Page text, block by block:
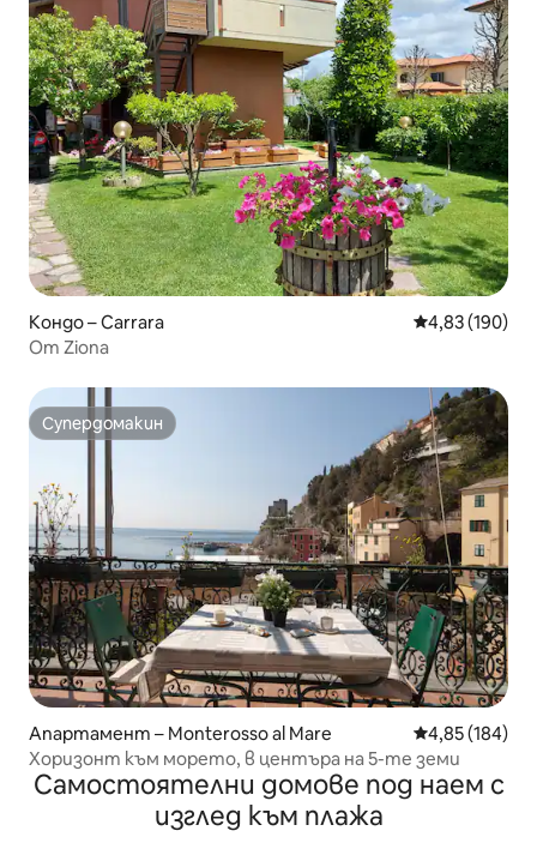
Кондо – Carrara Средна
4,83 (190)
От Ziona
Супердомакин
Супердомакин
Апартамент – Monterosso al Mare Средна
4,85 (184)
Хоризонт към морето, в центъра на 5-те земи
Самостоятелни домове под наем с
изглед към плажа